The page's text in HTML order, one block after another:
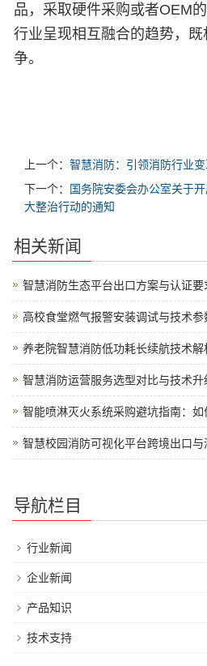
品，采取硬件采购或者OEM
行业呈现相互融合的趋势，既
争。
上一个： 智慧消防：引领消防行业变
下一个：
国务院安委会办公室关于
大整治行动的通知
相关新闻
智慧消防生态平台出口方案与认证要
高校食堂燃气报警安装调试与技术参
养老院智慧消防低功耗长续航技术解
智慧消防运营服务选型对比与技术升
智能喷淋灭火系统采购避坑指南：
智慧校园消防可视化平台跨境出口
导航栏目
行业新闻
企业新闻
产品知识
技术支持